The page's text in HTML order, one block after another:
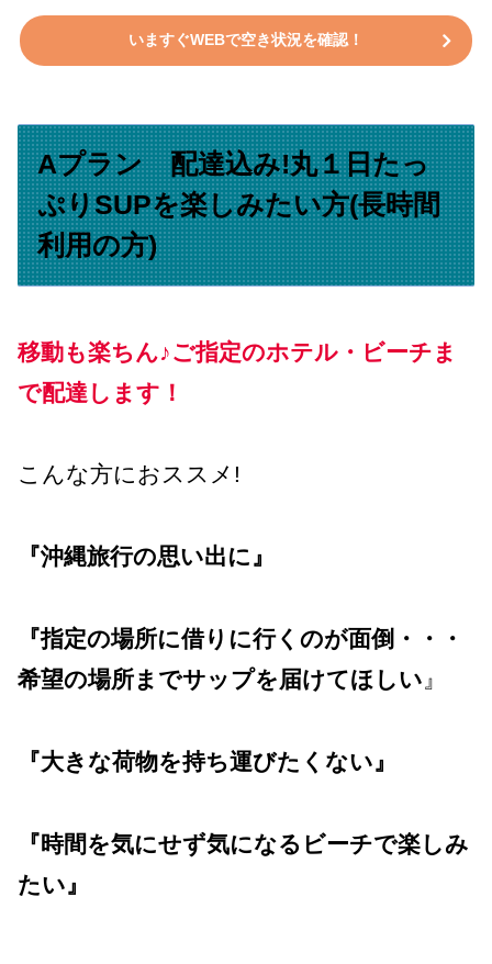
いますぐWEBで空き状況を確認！
Aプラン 配達込み!丸１日たっ
ぷりSUPを楽しみたい方(長時間
利用の方)
移動も楽ちん♪ご指定のホテル・ビーチま
で配達します！
こんな方におススメ!
『沖縄旅行の思い出に』
『指定の場所に借りに行くのが面倒・・・
希望の場所までサップを届けてほしい 』
『大きな荷物を持ち運びたくない』
『時間を気にせず気になるビーチで楽しみ
たい』